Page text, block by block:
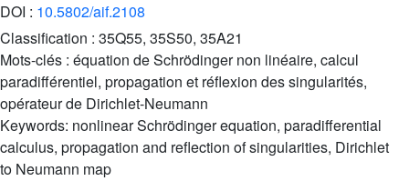
DOI : 10.5802/aif.2108
Classification : 35Q55, 35S50, 35A21
Mots-clés : équation de Schrödinger non linéaire, calcul
paradifférentiel, propagation et réflexion des singularités,
opérateur de Dirichlet-Neumann
Keywords: nonlinear Schrödinger equation, paradifferential
calculus, propagation and reflection of singularities, Dirichlet
to Neumann map